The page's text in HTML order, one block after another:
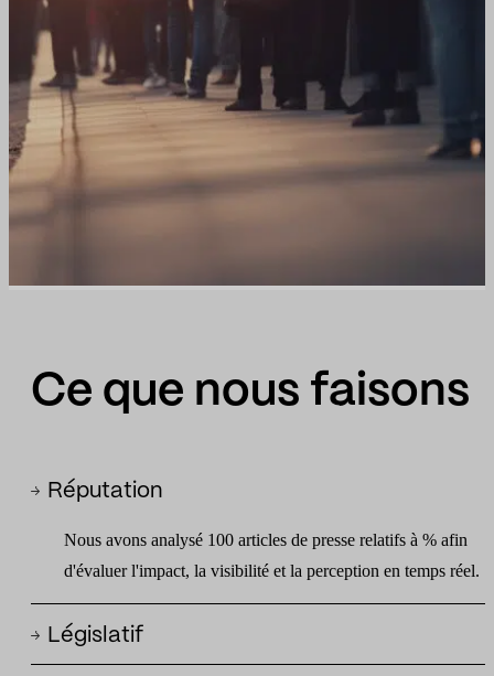
Ce que nous faisons
Réputation
Nous avons analysé 100 articles de presse relatifs à % afin
d'évaluer l'impact, la visibilité et la perception en temps réel.
Législatif